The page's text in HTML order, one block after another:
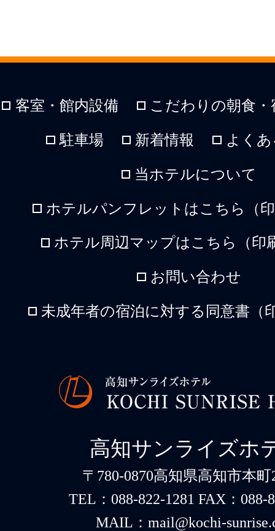
客室・館内設備 こだわりの朝食
駐車場 新着情報 よく
当ホテルについて
ホテルパンフレットはこちら（
ホテル周辺マップはこちら（印
お問い合わせ
未成年者の宿泊に対する同意書（
高知サンライズホ
〒780-0870高知県高知市本町
TEL：088-822-1281 FAX：088-
MAIL：mail@kochi-